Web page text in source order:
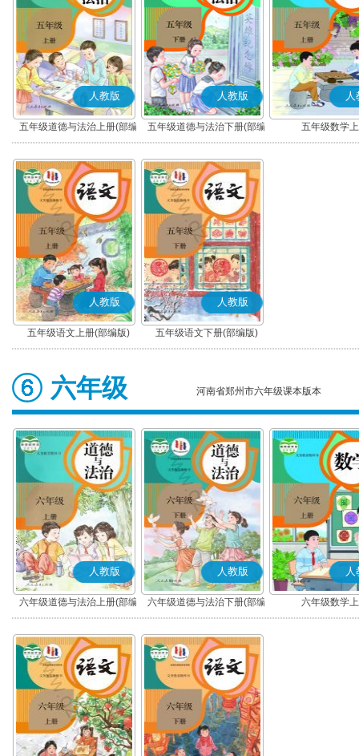
人教版
五年级道德与法治上册(部编
版)
人教版
五年级道德与法治下册(部编
版)
人
五年级数学
人教版
五年级语文上册(部编版)
人教版
五年级语文下册(部编版)
六年级 河南省郑州市六年级课本版本
人教版
六年级道德与法治上册(部编
版)
人教版
六年级道德与法治下册(部编
版)
人
六年级数学